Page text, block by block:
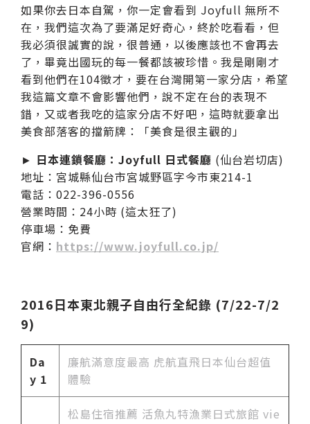
如果你去日本自駕，你一定會看到 Joyfull 無所不
在，我們這次為了要滿足好奇心，終於吃看看，但
我必須很誠實的說，很普通，以後應該也不會再去
了，畢竟出國玩的每一餐都該被珍惜。我是剛剛才
看到他們在104徵才，要在台灣開第一家分店，希望
我這篇文章不會影響他們，說不定在台的表現不
錯，又或者我吃的這家分店不好吧，這時就要拿出
美食部落客的擋箭牌：「美食是很主觀的」
► 日本連鎖餐廳：Joyfull 日式餐廳 (仙台岩切店)
地址：宮城縣仙台市宮城野區字今市東214-1
電話：022-396-0556
營業時間：24小時 (這太狂了)
停車場：免費
官網： https://www.joyfull.co.jp/
2016日本東北親子自由行全紀錄 (7/22-7/2
9)
Da
y 1
廉航滿意度最高 虎航直飛日本仙台超值
體驗
松島住宿推薦 活魚丸特漁業日式旅館 vie